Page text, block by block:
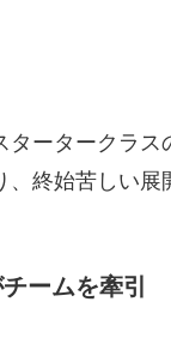
タータークラス
、終始苦しい展
ームを牽引